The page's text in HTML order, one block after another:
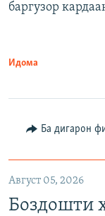
баргузор
Идома
Ба дигарон
Август 05, 2026
Боздошти